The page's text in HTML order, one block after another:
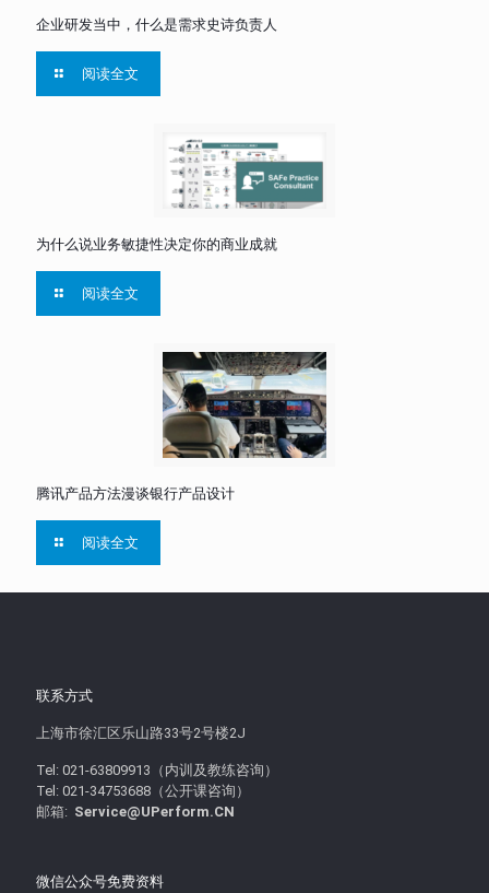
企业研发当中，什么是需求史诗负责人
阅读全文
为什么说业务敏捷性决定你的商业成就
阅读全文
腾讯产品方法漫谈银行产品设计
阅读全文
联系方式
上海市徐汇区乐山路33号2号楼2J
Tel: 021-63809913（内训及教练咨询）
Tel: 021-34753688（公开课咨询）
邮箱: Service@UPerform.CN
微信公众号免费资料